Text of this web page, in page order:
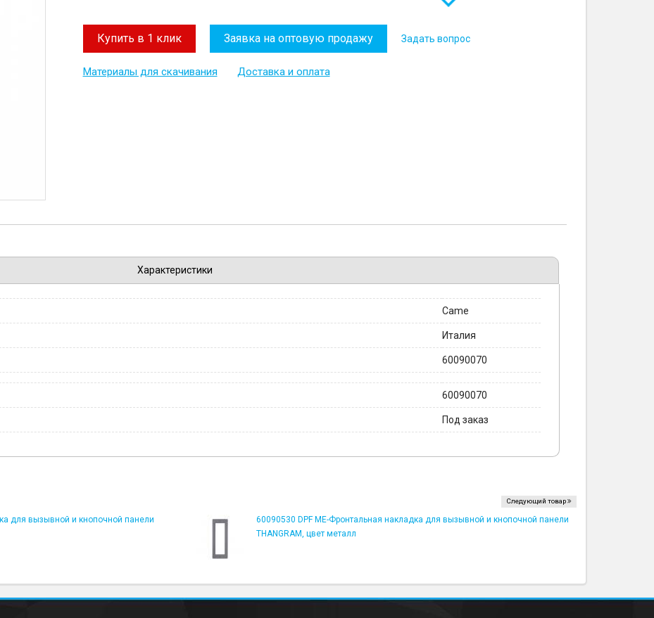
Купить в 1 клик Заявка на оптовую продажу Задать вопрос
Материалы для скачивания Доставка и оплата
Характеристики
Came
Италия
60090070
60090070
Под заказ
Следующий товар
60090530 DPF ME-Фронтальная накладка для вызывной и кнопочной панели
THANGRAM, цвет металл
для вызывной и кнопочной панели